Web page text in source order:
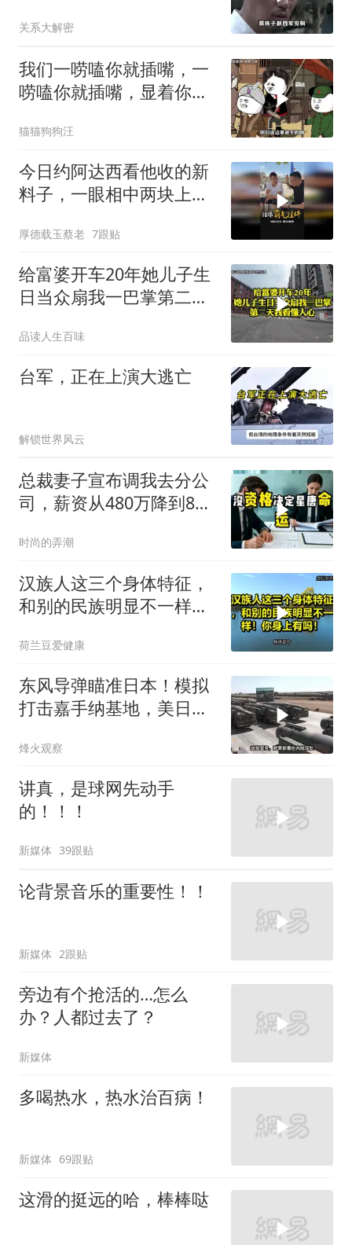
关系大解密
我们一唠嗑你就插嘴，一
唠嗑你就插嘴，显着你
猫猫狗狗汪
今日约阿达西看他收的新
料子，一眼相中两块上乘
厚德载玉蔡老 7跟贴
给富婆开车20年她儿子生
日当众扇我一巴掌第二天
品读人生百味
台军，正在上演大逃亡
解锁世界风云
总裁妻子宣布调我去分公
司，薪资从480万降到8
时尚的弄潮
汉族人这三个身体特征，
和别的民族明显不一样！
荷兰豆爱健康
东风导弹瞄准日本！模拟
打击嘉手纳基地，美日敢
烽火观察
讲真，是球网先动手
的！！！
新媒体 39跟贴
论背景音乐的重要性！！
新媒体 2跟贴
旁边有个抢活的…怎么
办？人都过去了？
新媒体
多喝热水，热水治百病！
新媒体 69跟贴
这滑的挺远的哈，棒棒哒